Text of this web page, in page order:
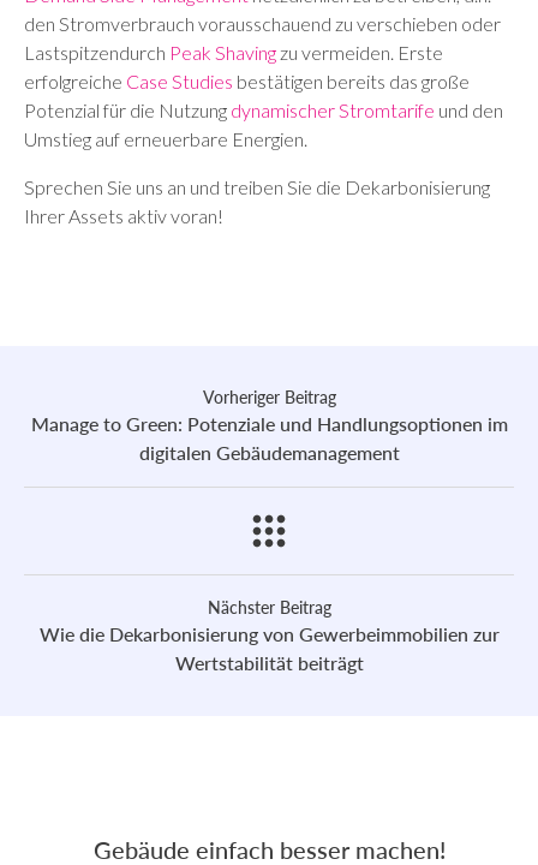
den Stromverbrauch vorausschauend zu verschieben oder
Lastspitzendurch Peak Shaving zu vermeiden. Erste
erfolgreiche Case Studies bestätigen bereits das große
Potenzial für die Nutzung dynamischer Stromtarife und den
Umstieg auf erneuerbare Energien.
Sprechen Sie uns an und treiben Sie die Dekarbonisierung
Ihrer Assets aktiv voran!
Vorheriger Beitrag
Manage to Green: Potenziale und Handlungsoptionen im
digitalen Gebäudemanagement
Nächster Beitrag
Wie die Dekarbonisierung von Gewerbeimmobilien zur
Wertstabilität beiträgt
Gebäude einfach besser machen!